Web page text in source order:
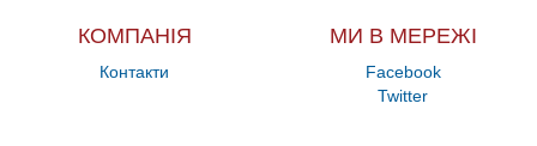
КОМПАНІЯ
Контакти
МИ В МЕРЕЖІ
Facebook
Twitter